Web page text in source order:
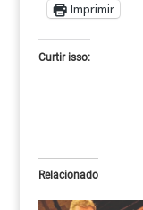
Imprimir
Curtir isso:
Relacionado